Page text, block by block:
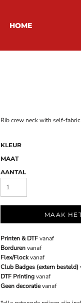
HOME
Rib crew neck with self-
KLEUR
MAAT
AANTAL
MAAK
Printen & DTFvanaf
Bordurenvanaf
Flex/Flockvanaf
Club Badges (extern besteld)
DTF Printingvanaf
Geen decoratievanaf